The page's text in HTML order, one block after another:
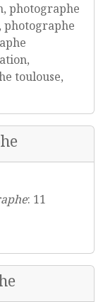
photographe
photographe
toulouse,
: 11